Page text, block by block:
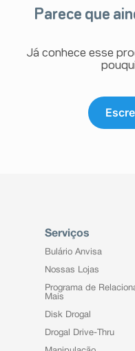
saliva), refluxo
disfagia
no pescoço),
(dificuldade em
renal
Parece que
Já conhece esse
Serviços
Bulário Anvisa
Nossas Lojas
Programa de
Mais
Disk Drogal
Drogal Drive-Thru